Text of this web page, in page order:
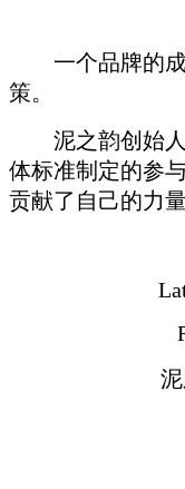
一个品牌的成
策。
泥之韵创始人
体标准制定的参
贡献了自己的力量
泥之